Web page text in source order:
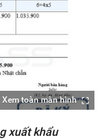
Xem toàn màn hình
xuất khẩu